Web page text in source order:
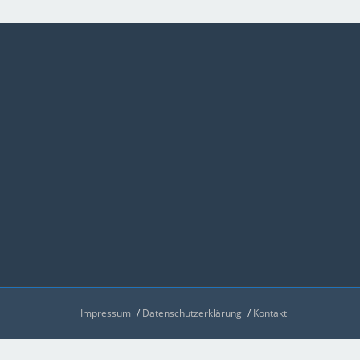
Impressum Datenschutzerklärung Kontakt